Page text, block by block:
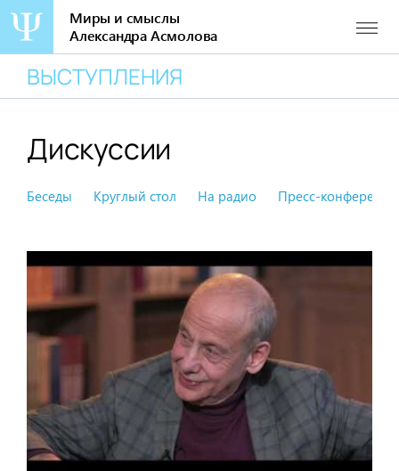
содержанию
Миры и смыслы
Александра Асмолова
ВЫСТУПЛЕНИЯ
Дискуссии
Беседы Круглый стол На радио Пресс-